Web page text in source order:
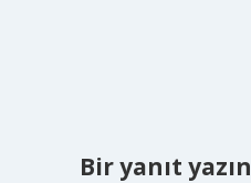
Bir yanıt yazın